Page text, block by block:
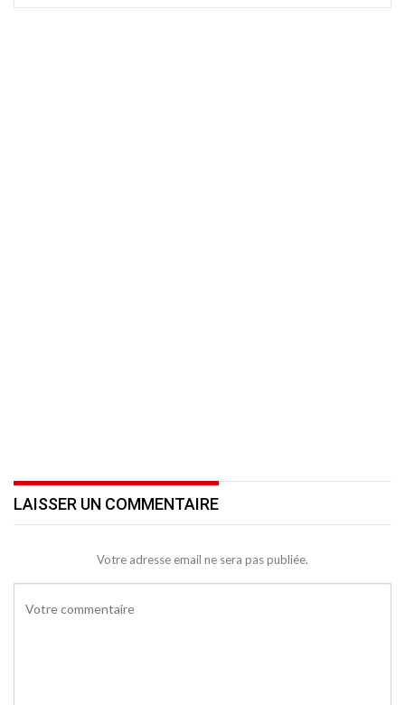
LAISSER UN COMMENTAIRE
Votre adresse email ne sera pas publiée.